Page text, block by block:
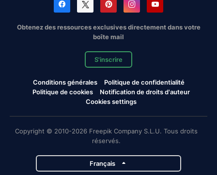
Obtenez des ressources exclusives directement dans votre
boîte mail
S'inscrire
Conditions générales
Politique de confidentialité
Politique de cookies
Notification de droits d'auteur
Cookies settings
Copyright © 2010-2026 Freepik Company S.L.U. Tous droits
réservés.
Français